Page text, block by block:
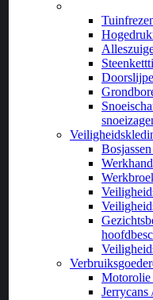
Motorolie
Jerrycans